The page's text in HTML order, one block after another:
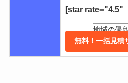
[star rate="4.5"
地域の優
無料！一括見積